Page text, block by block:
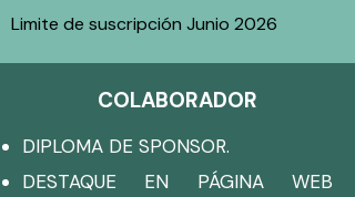
Limite de suscripción Junio 2026
COLABORADOR
DIPLOMA DE SPONSOR.
DESTAQUE EN PÁGINA WEB